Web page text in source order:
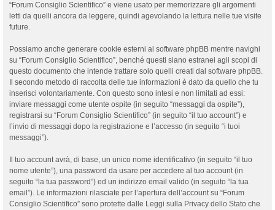
“Forum Consiglio Scientifico” e viene usato per memorizzare gli argomenti
letti da quelli ancora da leggere, quindi agevolando la lettura nelle tue visite
future.
Possiamo anche generare cookie esterni al software phpBB mentre navighi
su “Forum Consiglio Scientifico”, benché questi siano estranei agli scopi di
questo documento che intende trattare solo quelli creati dal software phpBB.
Il secondo metodo di raccolta delle tue informazioni è dato da quello che tu
inserisci volontariamente. Con questo sono intesi e non limitati ad essi:
inviare messaggi come utente ospite (in seguito “messaggi da ospite”),
registrarsi su “Forum Consiglio Scientifico” (in seguito “il tuo account”) e
l’invio di messaggi dopo la registrazione e l’accesso (in seguito “i tuoi
messaggi”).
Il tuo account avrà, di base, un unico nome identificativo (in seguito “il tuo
nome utente”), una password da usare per accedere al tuo account (in
seguito “la tua password”) ed un indirizzo email valido (in seguito “la tua
email”). Le informazioni rilasciate per l’apertura dell’account su “Forum
Consiglio Scientifico” sono protette dalle Leggi sulla Privacy dello Stato che